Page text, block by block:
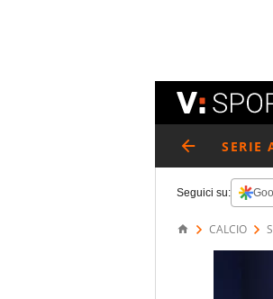
SERIE
Seguici su:
CALCIO